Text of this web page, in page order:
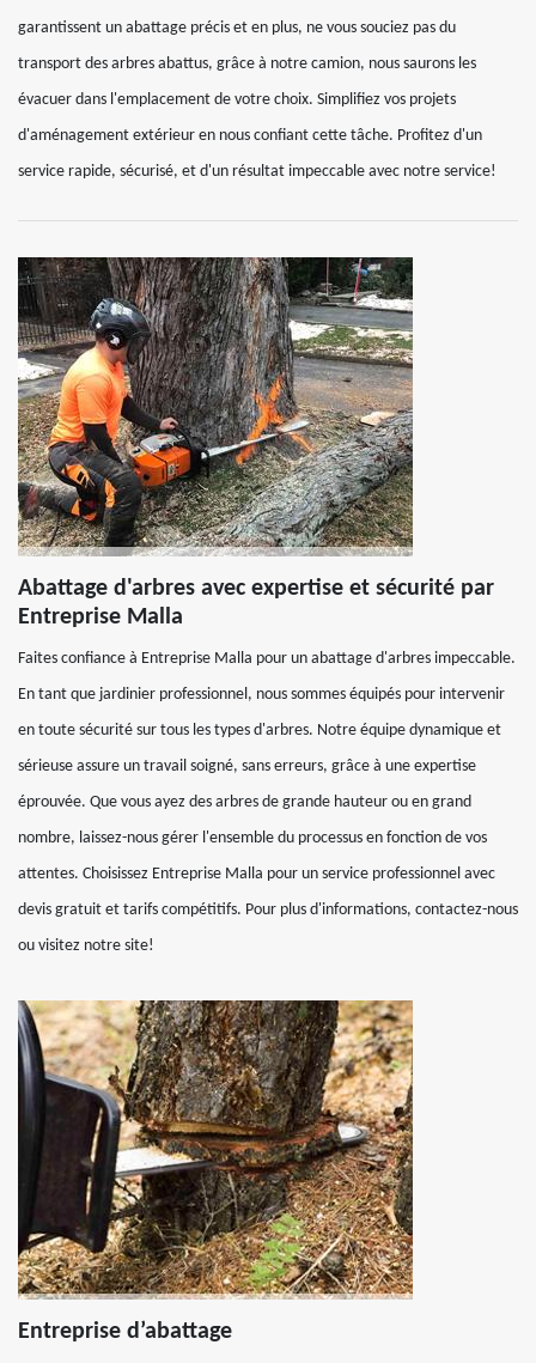
garantissent un abattage précis et en plus, ne vous souciez pas du
transport des arbres abattus, grâce à notre camion, nous saurons les
évacuer dans l'emplacement de votre choix. Simplifiez vos projets
d'aménagement extérieur en nous confiant cette tâche. Profitez d'un
service rapide, sécurisé, et d'un résultat impeccable avec notre service!
Abattage d'arbres avec expertise et sécurité par
Entreprise Malla
Faites confiance à Entreprise Malla pour un abattage d'arbres impeccable.
En tant que jardinier professionnel, nous sommes équipés pour intervenir
en toute sécurité sur tous les types d'arbres. Notre équipe dynamique et
sérieuse assure un travail soigné, sans erreurs, grâce à une expertise
éprouvée. Que vous ayez des arbres de grande hauteur ou en grand
nombre, laissez-nous gérer l'ensemble du processus en fonction de vos
attentes. Choisissez Entreprise Malla pour un service professionnel avec
devis gratuit et tarifs compétitifs. Pour plus d'informations, contactez-nous
ou visitez notre site!
Entreprise d’abattage